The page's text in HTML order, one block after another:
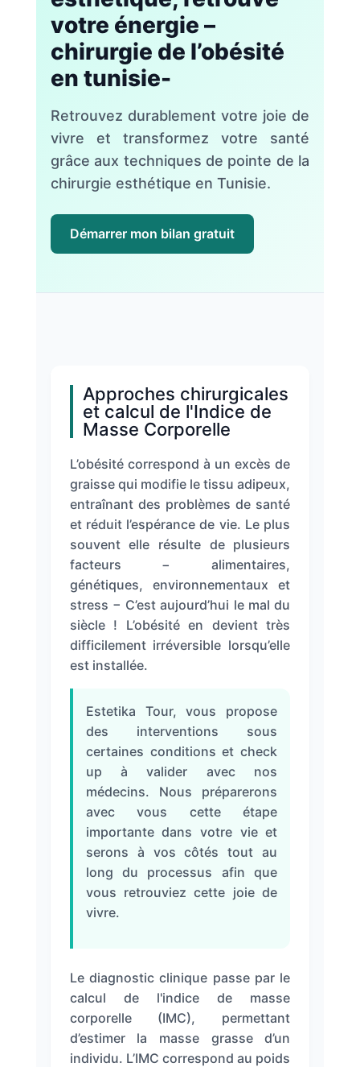
Obésité
chirurgiens
FAQ
Services
Nos
cliniques
Nos
articles
Avant
Après
Devis
Gratuit
votre énergie –
chirurgie de l’obésité
en tunisie-
Retrouvez durablement votre joie de
vivre et transformez votre santé
grâce aux techniques de pointe de la
chirurgie esthétique en Tunisie.
Démarrer mon bilan gratuit
Approches chirurgicales
et calcul de l'Indice de
Masse Corporelle
L’obésité correspond à un excès de
graisse qui modifie le tissu adipeux,
entraînant des problèmes de santé
et réduit l’espérance de vie. Le plus
souvent elle résulte de plusieurs
facteurs − alimentaires,
génétiques, environnementaux et
stress − C’est aujourd’hui le mal du
siècle ! L’obésité en devient très
difficilement irréversible lorsqu’elle
est installée.
Estetika Tour, vous propose
des interventions sous
certaines conditions et check
up à valider avec nos
médecins. Nous préparerons
avec vous cette étape
importante dans votre vie et
serons à vos côtés tout au
long du processus afin que
vous retrouviez cette joie de
vivre.
Le diagnostic clinique passe par le
calcul de l'indice de masse
corporelle (IMC), permettant
d’estimer la masse grasse d’un
individu. L’IMC correspond au poids